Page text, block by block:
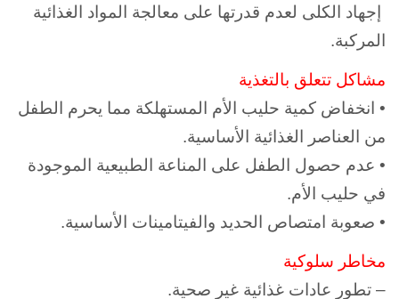
إجهاد الكلى لعدم قدرتها على معالجة المواد الغذائية
المركبة.
مشاكل تتعلق بالتغذية
• انخفاض كمية حليب الأم المستهلكة مما يحرم الطفل
من العناصر الغذائية الأساسية.
• عدم حصول الطفل على المناعة الطبيعية الموجودة
في حليب الأم.
• صعوبة امتصاص الحديد والفيتامينات الأساسية.
مخاطر سلوكية
– تطور عادات غذائية غير صحية.